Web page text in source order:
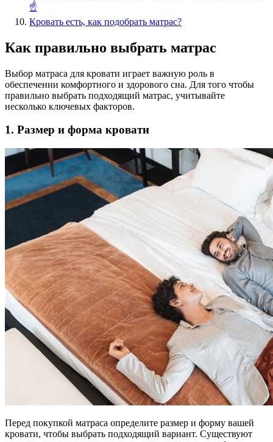
☝
Кровать есть, как подобрать матрас?
Как правильно выбрать матрас
Выбор матраса для кровати играет важную роль в
обеспечении комфортного и здорового сна. Для того чтобы
правильно выбрать подходящий матрас, учитывайте
несколько ключевых факторов.
1. Размер и форма кровати
Перед покупкой матраса определите размер и форму вашей
кровати, чтобы выбрать подходящий вариант. Существуют